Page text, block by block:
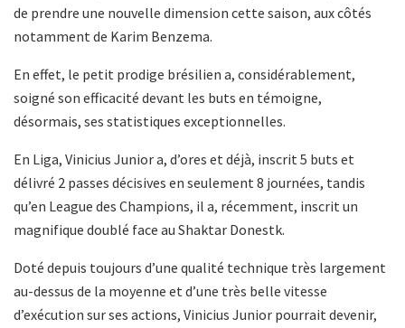
de prendre une nouvelle dimension cette saison, aux côtés
notamment de Karim Benzema.
En effet, le petit prodige brésilien a, considérablement,
soigné son efficacité devant les buts en témoigne,
désormais, ses statistiques exceptionnelles.
En Liga, Vinicius Junior a, d’ores et déjà, inscrit 5 buts et
délivré 2 passes décisives en seulement 8 journées, tandis
qu’en League des Champions, il a, récemment, inscrit un
magnifique doublé face au Shaktar Donestk.
Doté depuis toujours d’une qualité technique très largement
au-dessus de la moyenne et d’une très belle vitesse
d’exécution sur ses actions, Vinicius Junior pourrait devenir,